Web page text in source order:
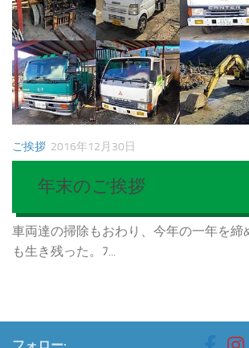
ご挨拶 2016年12月30日
年末のご挨拶
車両達の掃除もおわり、今年の一年を締
も生き残った。ﾌ...
フォロー: